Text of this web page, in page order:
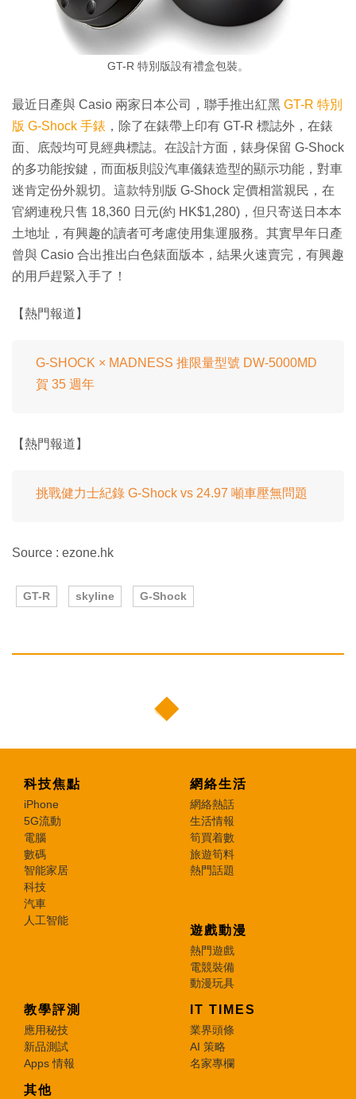
GT-R 特別版設有禮盒包裝。
最近日產與 Casio 兩家日本公司，聯手推出紅黑 GT-R 特別
版 G-Shock 手錶 ，除了在錶帶上印有 GT-R 標誌外，在錶
面、底殼均可見經典標誌。在設計方面，錶身保留 G-Shock
的多功能按鍵，而面板則設汽車儀錶造型的顯示功能，對車
迷肯定份外親切。這款特別版 G-Shock 定價相當親民，在
官網連稅只售 18,360 日元(約 HK$1,280)，但只寄送日本本
土地址，有興趣的讀者可考慮使用集運服務。其實早年日產
曾與 Casio 合出推出白色錶面版本，結果火速賣完，有興趣
的用戶趕緊入手了！
【熱門報道】
G-SHOCK × MADNESS 推限量型號 DW-5000MD
賀 35 週年
【熱門報道】
挑戰健力士紀錄 G-Shock vs 24.97 噸車壓無問題
Source : ezone.hk
GT-R skyline G-Shock
科技焦點
iPhone
5G流動
電腦
數碼
智能家居
科技
汽車
人工智能
網絡生活
網絡熱話
生活情報
筍買着數
旅遊筍料
熱門話題
遊戲動漫
熱門遊戲
電競裝備
動漫玩具
教學評測
應用秘技
新品測試
Apps 情報
IT TIMES
業界頭條
AI 策略
名家專欄
其他